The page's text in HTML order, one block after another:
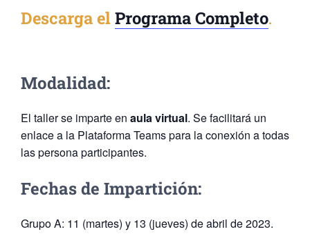
Descarga elPrograma Completo.
Modalidad:
El taller se imparte en aula virtual. Se facilitará un
enlace a la Plataforma Teams para la conexión a todas
las persona participantes.
Fechas de Impartición:
Grupo A: 11 (martes) y 13 (jueves) de abril de 2023.